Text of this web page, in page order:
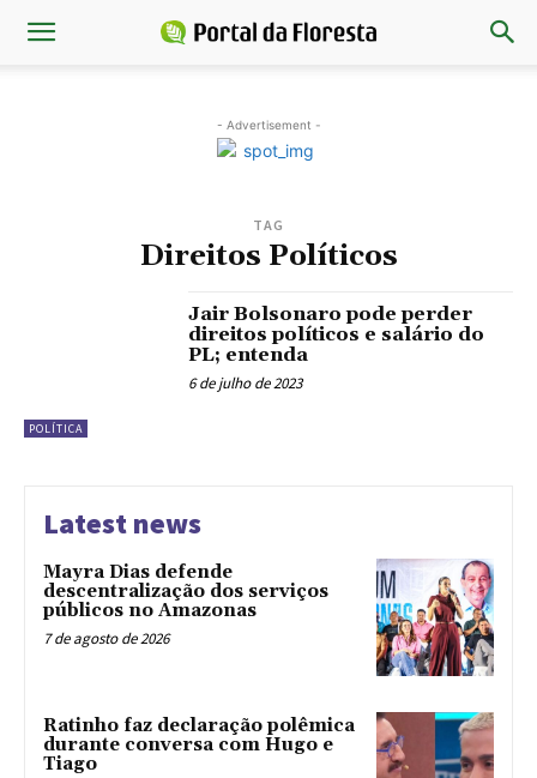
- Advertisement -
TAG
Direitos Políticos
POLÍTICA
Jair Bolsonaro pode perder
direitos políticos e salário do
PL; entenda
6 de julho de 2023
Latest news
Mayra Dias defende
descentralização dos serviços
públicos no Amazonas
7 de agosto de 2026
Ratinho faz declaração polêmica
durante conversa com Hugo e
Tiago